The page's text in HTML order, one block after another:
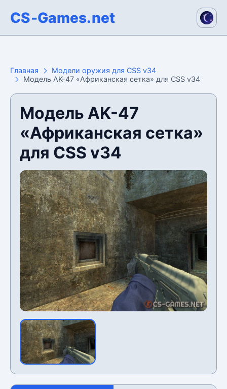
CS-Games.net
Главная
Модели оружия для CSS v34
Модель AK-47 «Африканская сетка» для CSS v34
Модель AK-47
«Африканская сетка»
для CSS v34